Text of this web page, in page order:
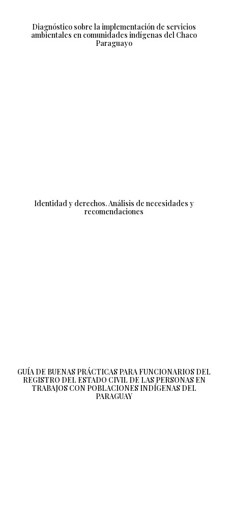
Diagnóstico sobre la implementación de servicios
ambientales en comunidades indígenas del Chaco
Paraguayo
Identidad y derechos. Análisis de necesidades y
recomendaciones
GUÍA DE BUENAS PRÁCTICAS PARA FUNCIONARIOS DEL
REGISTRO DEL ESTADO CIVIL DE LAS PERSONAS EN
TRABAJOS CON POBLACIONES INDÍGENAS DEL
PARAGUAY